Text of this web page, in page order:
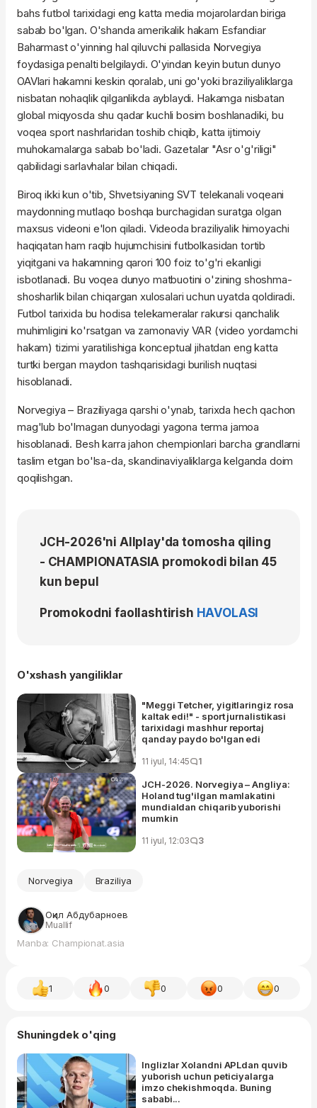
bahs futbol tarixidagi eng katta media mojarolardan biriga
sabab bo'lgan. O'shanda amerikalik hakam Esfandiar
Baharmast o'yinning hal qiluvchi pallasida Norvegiya
foydasiga penalti belgilaydi. O'yindan keyin butun dunyo
OAVlari hakamni keskin qoralab, uni go'yoki braziliyaliklarga
nisbatan nohaqlik qilganlikda ayblaydi. Hakamga nisbatan
global miqyosda shu qadar kuchli bosim boshlanadiki, bu
voqea sport nashrlaridan toshib chiqib, katta ijtimoiy
muhokamalarga sabab bo'ladi. Gazetalar "Asr o'g'riligi"
qabilidagi sarlavhalar bilan chiqadi.
Biroq ikki kun o'tib, Shvetsiyaning SVT telekanali voqeani
maydonning mutlaqo boshqa burchagidan suratga olgan
maxsus videoni e'lon qiladi. Videoda braziliyalik himoyachi
haqiqatan ham raqib hujumchisini futbolkasidan tortib
yiqitgani va hakamning qarori 100 foiz to'g'ri ekanligi
isbotlanadi. Bu voqea dunyo matbuotini o'zining shoshma-
shosharlik bilan chiqargan xulosalari uchun uyatda qoldiradi.
Futbol tarixida bu hodisa telekameralar rakursi qanchalik
muhimligini ko'rsatgan va zamonaviy VAR (video yordamchi
hakam) tizimi yaratilishiga konceptual jihatdan eng katta
turtki bergan maydon tashqarisidagi burilish nuqtasi
hisoblanadi.
Norvegiya – Braziliyaga qarshi o'ynab, tarixda hech qachon
mag'lub bo'lmagan dunyodagi yagona terma jamoa
hisoblanadi. Besh karra jahon chempionlari barcha grandlarni
taslim etgan bo'lsa-da, skandinaviyaliklarga kelganda doim
qoqilishgan.
JCH-2026'ni Allplay'da tomosha qiling
- CHAMPIONATASIA promokodi bilan 45
kun bepul
Promokodni faollashtirish HAVOLASI
O'xshash yangiliklar
"Meggi Tetcher, yigitlaringiz rosa
kaltak edi!" - sport jurnalistikasi
tarixidagi mashhur reportaj
qanday paydo bo'lgan edi
11 iyul, 14:45 1
JCH-2026. Norvegiya – Angliya:
Holand tug'ilgan mamlakatini
mundialdan chiqarib yuborishi
mumkin
11 iyul, 12:03 3
Norvegiya Braziliya
Оқил Абдубарноев
Muallif
Manba: Championat.asia
1 0 0 0 0
Shuningdek o'qing
Inglizlar Xolandni APLdan quvib
yuborish uchun peticiyalarga
imzo chekishmoqda. Buning
sababi...